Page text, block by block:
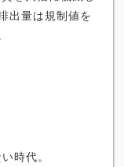
出量は規制値を
時代。